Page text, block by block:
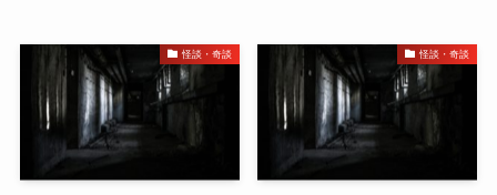
怪談・奇談 怪談・奇談